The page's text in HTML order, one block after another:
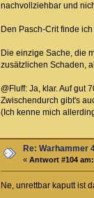
nachvollziehbar und
Den Pasch-Crit finde
Die einzige Sache, die
zusätzlichen Schaden,
@Fluff: Ja, klar. Auf gut
Zwischendurch gibt's
(Ich kenne mich
Re: Warhammer
«Antwort #104 am:
Ne, unrettbar kaputt ist